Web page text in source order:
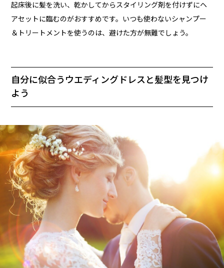
起床後に髪を洗い、乾かしてからスタイリング剤を付けずにヘ
アセットに臨むのがおすすめです。いつも使わないシャンプー
＆トリートメントを使うのは、避けた方が無難でしょう。
自分に似合うウエディングドレスと髪型を見つけ
よう